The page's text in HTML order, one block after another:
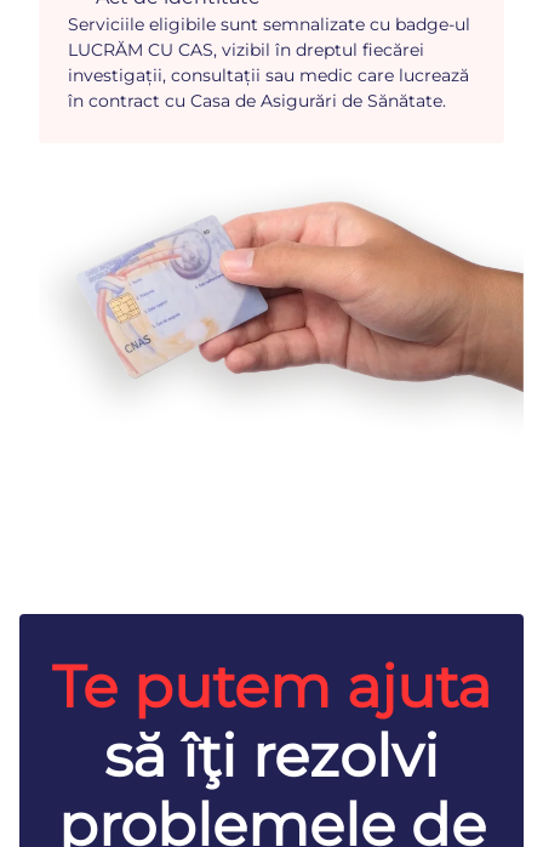
Serviciile eligibile sunt semnalizate cu badge-ul
LUCRĂM CU CAS, vizibil în dreptul fiecărei
investigații, consultații sau medic care lucrează
în contract cu Casa de Asigurări de Sănătate.
Te putem ajuta
să îţi rezolvi
problemele de